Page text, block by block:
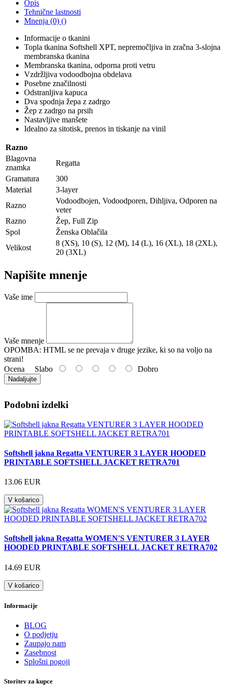
Opis
Tehnične lastnosti
Mnenja (0) ()
Informacije o tkanini
Topla tkanina Softshell XPT, nepremočljiva in zračna 3-slojna
membranska tkanina
Membranska tkanina, odporna proti vetru
Vzdržljiva vodoodbojna obdelava
Posebne značilnosti
Odstranljiva kapuca
Dva spodnja žepa z zadrgo
Žep z zadrgo na prsih
Nastavljive manšete
Idealno za sitotisk, prenos in tiskanje na vinil
Razno
Blagovna
znamka
Regatta
Gramatura
300
Material
3-layer
Razno
Vodoodbojen, Vodoodporen, Dihljiva, Odporen na
veter
Razno
Žep, Full Zip
Spol
Ženska Oblačila
Velikost
8 (XS), 10 (S), 12 (M), 14 (L), 16 (XL), 18 (2XL),
20 (3XL)
Napišite mnenje
Vaše ime
Vaše mnenje
OPOMBA: HTML se ne prevaja v druge jezike, ki so na voljo na
strani!
Ocena Slabo Dobro
Nadaljujte
Podobni izdelki
Softshell jakna Regatta VENTURER 3 LAYER HOODED
PRINTABLE SOFTSHELL JACKET RETRA701
13.06 EUR
V košarico
Softshell jakna Regatta WOMEN'S VENTURER 3 LAYER
HOODED PRINTABLE SOFTSHELL JACKET RETRA702
14.69 EUR
V košarico
Informacije
BLOG
O podjetju
Zaupajo nam
Zasebnost
Splošni pogoji
Storitev za kupce